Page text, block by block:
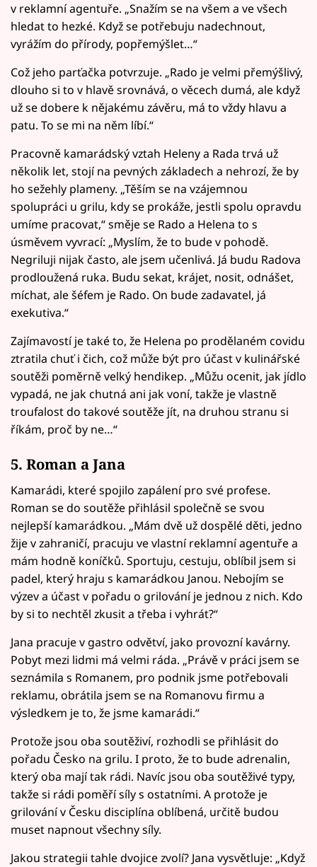
v reklamní agentuře. „Snažím se na všem a ve všech
hledat to hezké. Když se potřebuju nadechnout,
vyrážím do přírody, popřemýšlet…“
Což jeho parťačka potvrzuje. „Rado je velmi přemýšlivý,
dlouho si to v hlavě srovnává, o věcech dumá, ale když
už se dobere k nějakému závěru, má to vždy hlavu a
patu. To se mi na něm líbí.“
Pracovně kamarádský vztah Heleny a Rada trvá už
několik let, stojí na pevných základech a nehrozí, že by
ho sežehly plameny. „Těším se na vzájemnou
spolupráci u grilu, kdy se prokáže, jestli spolu opravdu
umíme pracovat,“ směje se Rado a Helena to s
úsměvem vyvrací: „Myslím, že to bude v pohodě.
Negriluji nijak často, ale jsem učenlivá. Já budu Radova
prodloužená ruka. Budu sekat, krájet, nosit, odnášet,
míchat, ale šéfem je Rado. On bude zadavatel, já
exekutiva.“
Zajímavostí je také to, že Helena po prodělaném covidu
ztratila chuť i čich, což může být pro účast v kulinářské
soutěži poměrně velký hendikep. „Můžu ocenit, jak jídlo
vypadá, ne jak chutná ani jak voní, takže je vlastně
troufalost do takové soutěže jít, na druhou stranu si
říkám, proč by ne…“
5. Roman a Jana
Kamarádi, které spojilo zapálení pro své profese.
Roman se do soutěže přihlásil společně se svou
nejlepší kamarádkou. „Mám dvě už dospělé děti, jedno
žije v zahraničí, pracuju ve vlastní reklamní agentuře a
mám hodně koníčků. Sportuju, cestuju, oblíbil jsem si
padel, který hraju s kamarádkou Janou. Nebojím se
výzev a účast v pořadu o grilování je jednou z nich. Kdo
by si to nechtěl zkusit a třeba i vyhrát?“
Jana pracuje v gastro odvětví, jako provozní kavárny.
Pobyt mezi lidmi má velmi ráda. „Právě v práci jsem se
seznámila s Romanem, pro podnik jsme potřebovali
reklamu, obrátila jsem se na Romanovu firmu a
výsledkem je to, že jsme kamarádi.“
Protože jsou oba soutěživí, rozhodli se přihlásit do
pořadu Česko na grilu. I proto, že to bude adrenalin,
který oba mají tak rádi. Navíc jsou oba soutěživé typy,
takže si rádi poměří síly s ostatními. A protože je
grilování v Česku disciplína oblíbená, určitě budou
muset napnout všechny síly.
Jakou strategii tahle dvojice zvolí? Jana vysvětluje: „Když